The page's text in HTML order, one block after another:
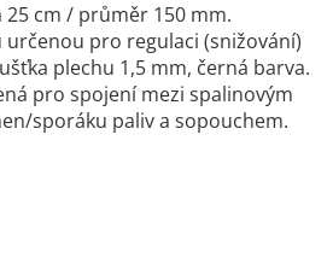
cm / průměr 150 mm.
určenou pro regulaci (snižování)
plechu 1,5 mm, černá barva.
pro spojení mezi spalinovým
sporáku paliv a sopouchem.